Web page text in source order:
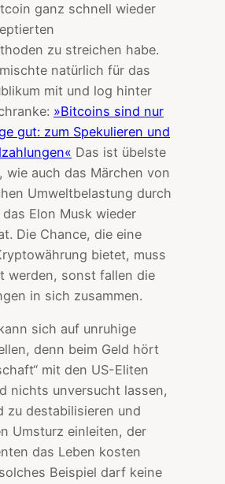
ganz schnell wieder
zu streichen habe.
natürlich für das
mit und log hinter
»Bitcoins sind nur
gut: zum Spekulieren und
Das ist übelste
wie auch das Märchen von
Umweltbelastung durch
Elon Musk wieder
Die Chance, die eine
bietet, muss
werden, sonst fallen die
in sich zusammen.
sich auf unruhige
denn beim Geld hört
mit den US-Eliten
nichts unversucht lassen,
zu destabilisieren und
Umsturz einleiten, der
das Leben kosten
Beispiel darf keine